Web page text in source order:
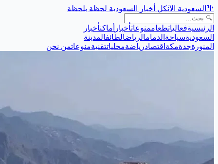
🌴 السعودية الآنكل أخبار السعودية لحظة بلحظة
الرئيسيةفعالياتطعاممنوعاتأخبار أماكنأخبار
السعوديةسياحة الدمامالرياضالطائفالمدينة
المنورةجدةمكة اقتصادرياضةمحلياتتقنيةمنوعاتمن نحن